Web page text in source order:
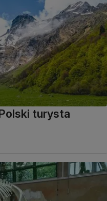
turysta